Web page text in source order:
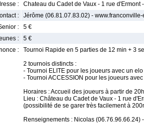
:
Chateau du Cadet de Vaux - 1 rue
:
Jérôme (06.81.07.83.02) -
:
5 €
:
5 €
:
Tournoi Rapide en 5 parties de 12 min + 3
2 tournois distincts :
- Tournoi ELITE pour les joueurs avec un
- Tournoi ACCESSION pour les joueurs
Horaires : Accueil des joueurs à partir de
Lieu : Château du Cadet de Vaux - 1 rue
(possibilité de se garer très facilement à
Renseignements : Nicolas